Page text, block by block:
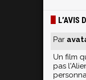
L’AVIS
Par
Un film
pas